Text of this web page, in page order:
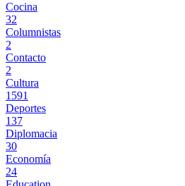
Cocina
32
Columnistas
2
Contacto
2
Cultura
1591
Deportes
137
Diplomacia
30
Economía
24